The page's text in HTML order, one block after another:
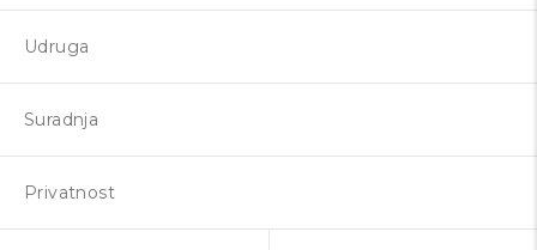
Udruga
Suradnja
Privatnost